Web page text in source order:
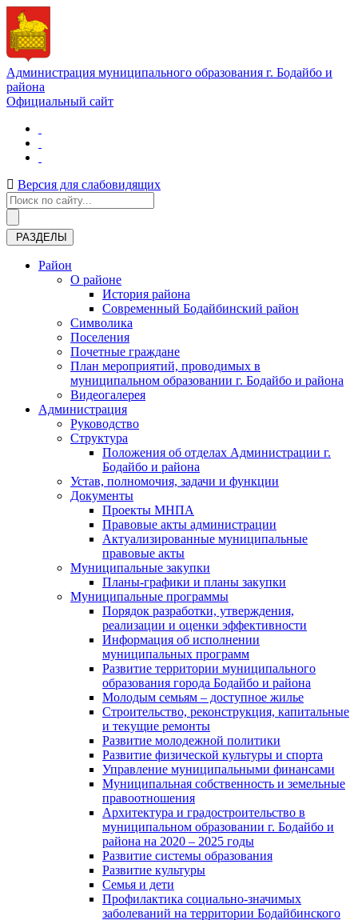
Администрация муниципального образования г. Бодайбо и
района
Официальный сайт
Версия для слабовидящих
РАЗДЕЛЫ
Район
О районе
История района
Современный Бодайбинский район
Символика
Поселения
Почетные граждане
План мероприятий, проводимых в
муниципальном образовании г. Бодайбо и района
Видеогалерея
Администрация
Руководство
Структура
Положения об отделах Администрации г.
Бодайбо и района
Устав, полномочия, задачи и функции
Документы
Проекты МНПА
Правовые акты администрации
Актуализированные муниципальные
правовые акты
Муниципальные закупки
Планы-графики и планы закупки
Муниципальные программы
Порядок разработки, утверждения,
реализации и оценки эффективности
Информация об исполнении
муниципальных программ
Развитие территории муниципального
образования города Бодайбо и района
Молодым семьям – доступное жилье
Строительство, реконструкция, капитальные
и текущие ремонты
Развитие молодежной политики
Развитие физической культуры и спорта
Управление муниципальными финансами
Муниципальная собственность и земельные
правоотношения
Архитектура и градостроительство в
муниципальном образовании г. Бодайбо и
района на 2020 – 2025 годы
Развитие системы образования
Развитие культуры
Семья и дети
Профилактика социально-значимых
заболеваний на территории Бодайбинского